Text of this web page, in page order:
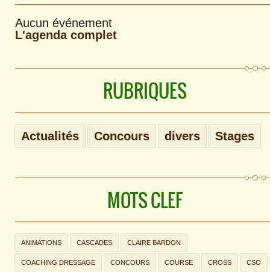
Aucun événement
L'agenda complet
RUBRIQUES
Actualités Concours divers Stages
MOTS CLEF
ANIMATIONS CASCADES CLAIRE BARDON
COACHING DRESSAGE CONCOURS COURSE CROSS CSO